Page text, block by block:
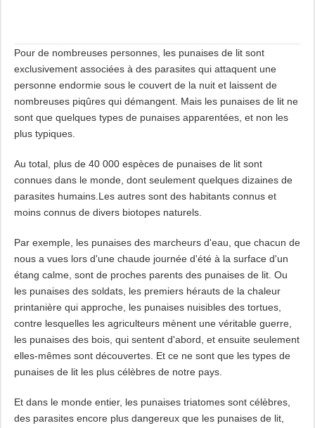
Pour de nombreuses personnes, les punaises de lit sont
exclusivement associées à des parasites qui attaquent une
personne endormie sous le couvert de la nuit et laissent de
nombreuses piqûres qui démangent. Mais les punaises de lit ne
sont que quelques types de punaises apparentées, et non les
plus typiques.
Au total, plus de 40 000 espèces de punaises de lit sont
connues dans le monde, dont seulement quelques dizaines de
parasites humains.Les autres sont des habitants connus et
moins connus de divers biotopes naturels.
Par exemple, les punaises des marcheurs d'eau, que chacun de
nous a vues lors d'une chaude journée d'été à la surface d'un
étang calme, sont de proches parents des punaises de lit. Ou
les punaises des soldats, les premiers hérauts de la chaleur
printanière qui approche, les punaises nuisibles des tortues,
contre lesquelles les agriculteurs mènent une véritable guerre,
les punaises des bois, qui sentent d'abord, et ensuite seulement
elles-mêmes sont découvertes. Et ce ne sont que les types de
punaises de lit les plus célèbres de notre pays.
Et dans le monde entier, les punaises triatomes sont célèbres,
des parasites encore plus dangereux que les punaises de lit,